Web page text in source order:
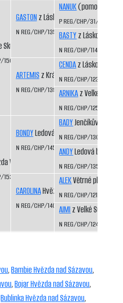
1508/09/11
Vysočiny
1535/10/11
GASTONz Láskova
N REG/CHP/1354/04/06
ARTEMIS z Království sněhu
N REG/CHP/1397/06/08
BONDYLedová bouře
N REG/CHP/1451/07/09
CAROLINAHvězda Vysočiny
N REG/CHP/1407/07/09
NANUK(pomocný
P REG/CHP/31/99/01
BASTYz Láskova
N REG/CHP/1141/99/01
CENDAz Láskova
N REG/CHP/1235/01/03
ARNIKAz Velké Suché
N REG/CHP/1250/02/04
BADYJenčíkův les
N REG/CHP/1308/03/
ANDYLedová bouře
N REG/CHP/1350/04/
ALEKVětrné pláně
N REG/CHP/1217/01/05
AIMIz Velké Suché
N REG/CHP/1249/02/04
,Bambie Hvězda nad Sázavou,
,Bojar Hvězda nad Sázavou,
Bublinka Hvězda nad Sázavou,